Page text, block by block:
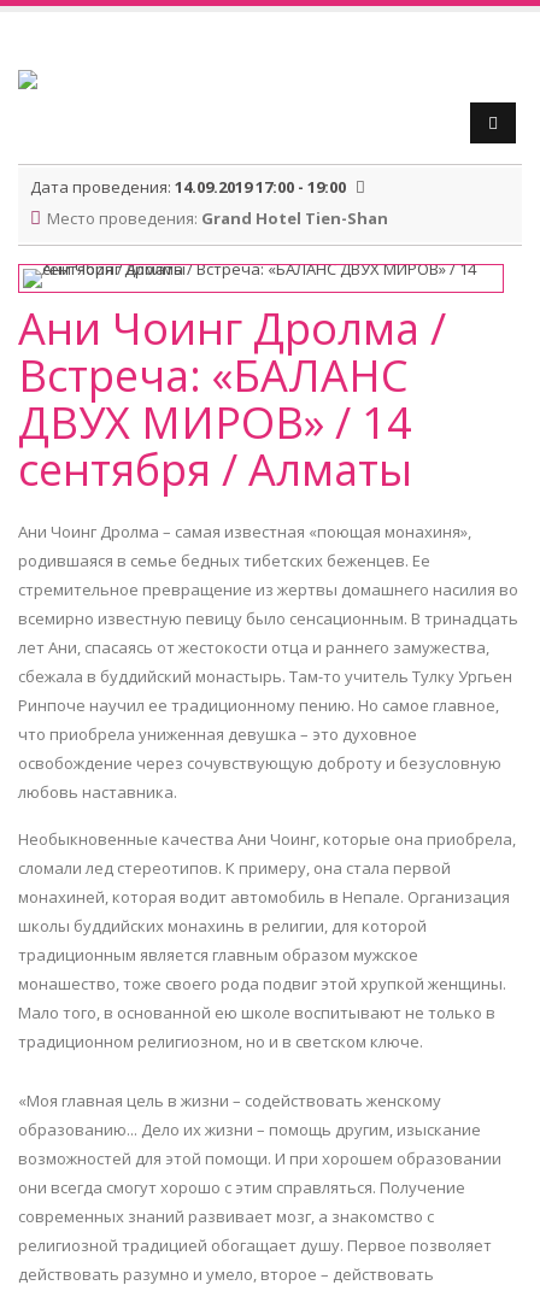
Дата проведения: 14.09.2019 17:00 - 19:00
Место проведения: Grand Hotel Tien-Shan
Ани Чоинг Дролма /
Встреча: «БАЛАНС
ДВУХ МИРОВ» / 14
сентября / Алматы
Ани Чоинг Дролма – самая известная «поющая монахиня»,
родившаяся в семье бедных тибетских беженцев. Ее
стремительное превращение из жертвы домашнего насилия во
всемирно известную певицу было сенсационным. В тринадцать
лет Ани, спасаясь от жестокости отца и раннего замужества,
сбежала в буддийский монастырь. Там-то учитель Тулку Ургьен
Ринпоче научил ее традиционному пению. Но самое главное,
что приобрела униженная девушка – это духовное
освобождение через сочувствующую доброту и безусловную
любовь наставника.
Необыкновенные качества Ани Чоинг, которые она приобрела,
сломали лед стереотипов. К примеру, она стала первой
монахиней, которая водит автомобиль в Непале. Организация
школы буддийских монахинь в религии, для которой
традиционным является главным образом мужское
монашество, тоже своего рода подвиг этой хрупкой женщины.
Мало того, в основанной ею школе воспитывают не только в
традиционном религиозном, но и в светском ключе.
«Моя главная цель в жизни – содействовать женскому
образованию... Дело их жизни – помощь другим, изыскание
возможностей для этой помощи. И при хорошем образовании
они всегда смогут хорошо с этим справляться. Получение
современных знаний развивает мозг, а знакомство с
религиозной традицией обогащает душу. Первое позволяет
действовать разумно и умело, второе – действовать